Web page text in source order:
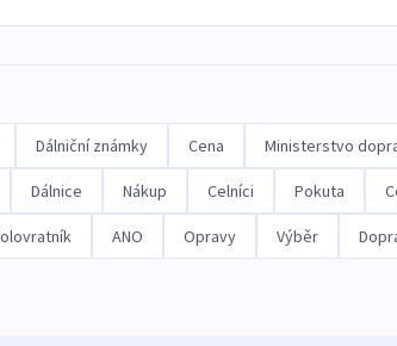
Dálniční známky Cena Ministerstvo
Dálnice Nákup Celníci Pokuta
ANO Opravy Výběr